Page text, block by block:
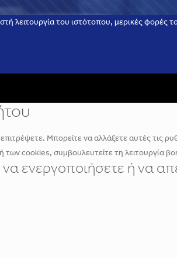
λειτουργία του ιστότοπου, μερικές
Μπορείτε να αλλάξετε αυτές τις
των cookies, συμβουλευτείτε τη λειτουργία
να ενεργοποιήσετε ή να